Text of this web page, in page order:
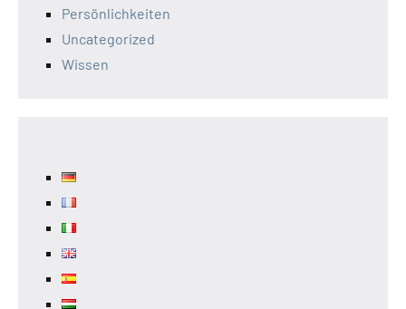
Persönlichkeiten
Uncategorized
Wissen